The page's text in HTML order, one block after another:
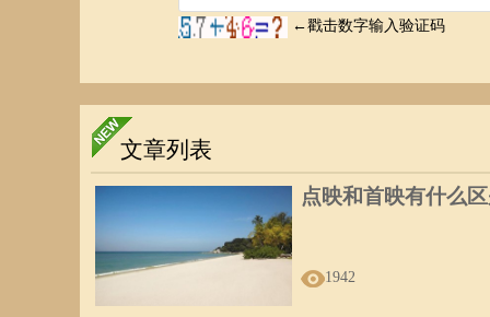
文章列表
点映和首映有什么
1942